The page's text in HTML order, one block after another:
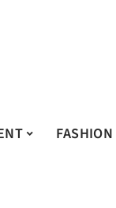
FASHION